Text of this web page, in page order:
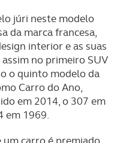
júri neste modelo
da marca francesa,
interior e as suas
no primeiro SUV
o quinto modelo da
Carro do Ano,
em 2014, o 307 em
em 1969.